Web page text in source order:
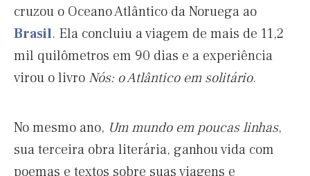
cruzou o Oceano Atlântico da Noruega ao
Brasil. Ela concluiu a viagem de mais de 11,2
mil quilômetros em 90 dias e a experiência
virou o livro Nós: o Atlântico em solitário.
No mesmo ano, Um mundo em poucas linhas,
sua terceira obra literária, ganhou vida com
poemas e textos sobre suas viagens e